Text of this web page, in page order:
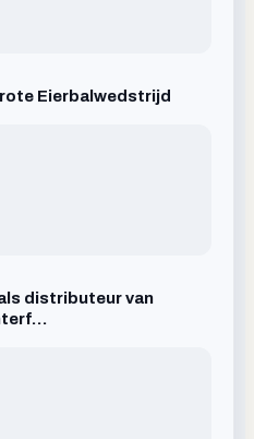
Eierbalwedstrijd
distributeur van